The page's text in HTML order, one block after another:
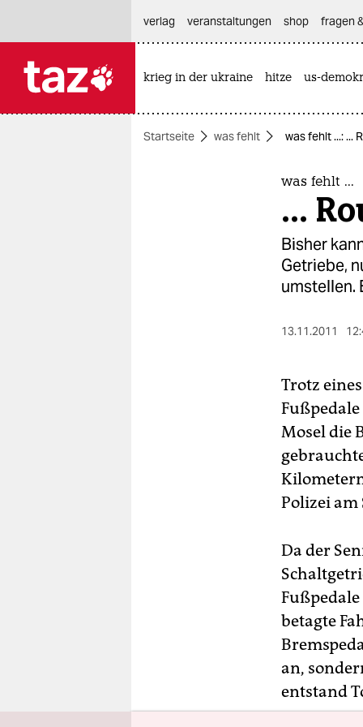
themen
verlag
veranstaltungen shop fragen
krieg in der ukraine hitze us-
Startseite was fehlt was fehlt ...: ...
was fehlt ...
...
Bisher
Getriebe,
umstellen.
13.11.2011
Trotz
Mosel die
Polizei
Da der
betagte
an,
entstand